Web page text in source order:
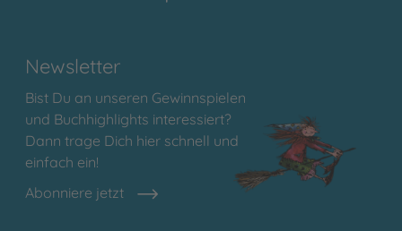
Newsletter
Bist Du an unseren Gewinnspielen
und Buchhighlights interessiert?
Dann trage Dich hier schnell und
einfach ein!
Abonniere jetzt